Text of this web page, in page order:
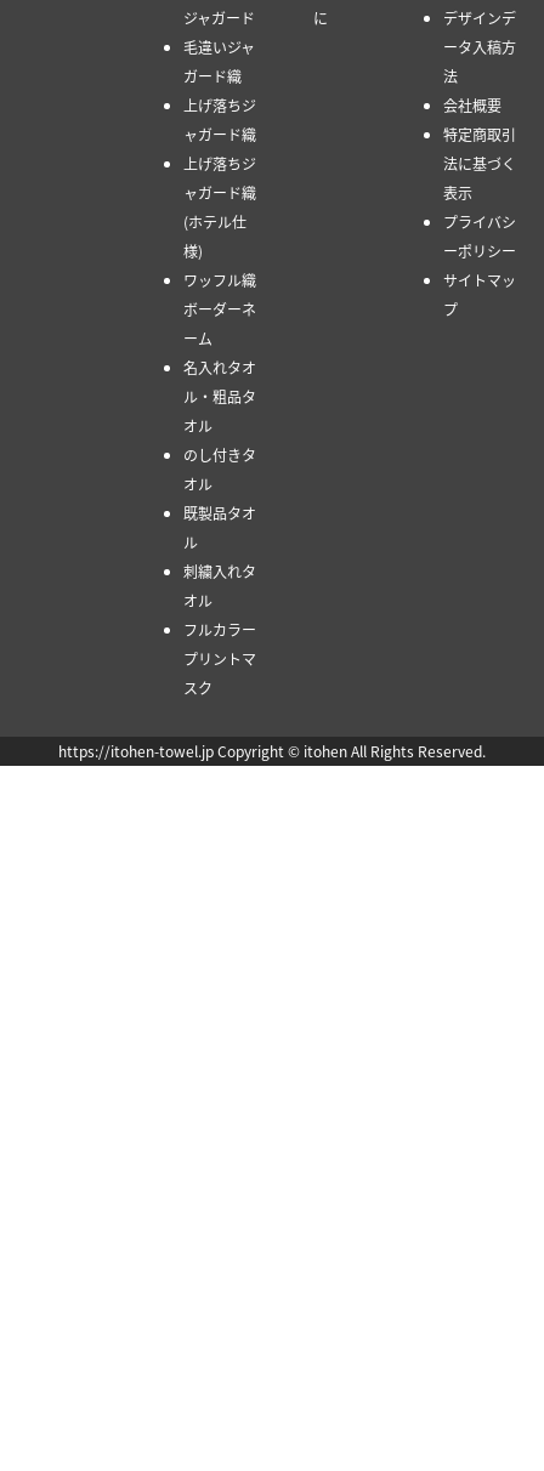
ジャガード
毛違いジャ
ガード織
上げ落ちジ
ャガード織
上げ落ちジ
ャガード織
(ホテル仕
様)
ワッフル織
ボーダーネ
ーム
名入れタオ
ル・粗品タ
オル
のし付きタ
オル
既製品タオ
ル
刺繍入れタ
オル
フルカラー
プリントマ
スク
に
デザインデ
ータ入稿方
法
会社概要
特定商取引
法に基づく
表示
プライバシ
ーポリシー
サイトマッ
プ
https://itohen-towel.jp Copyright © itohen All Rights Reserved.